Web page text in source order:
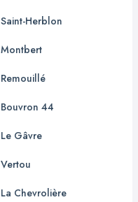
Saint-Herblon
Montbert
Remouillé
Bouvron 44
Le Gâvre
Vertou
La Chevrolière